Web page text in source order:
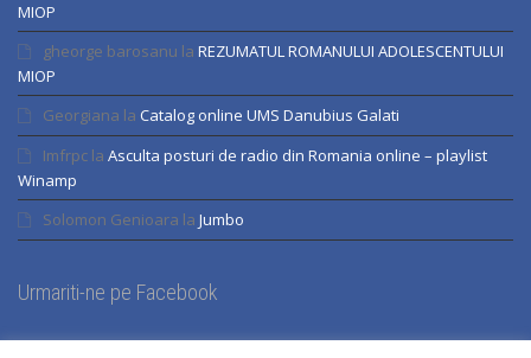
MIOP
gheorge barosanu la REZUMATUL ROMANULUI ADOLESCENTULUI
MIOP
Georgiana la Catalog online UMS Danubius Galati
Imfrpc la Asculta posturi de radio din Romania online – playlist
Winamp
Solomon Genioara la Jumbo
Urmariti-ne pe Facebook